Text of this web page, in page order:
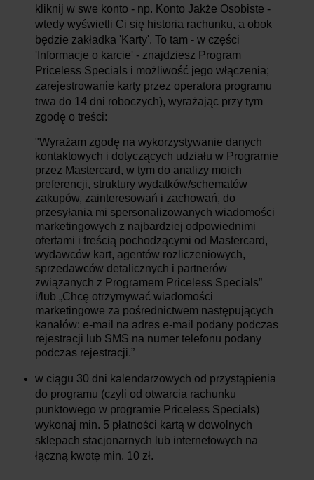
kliknij w swe konto - np. Konto Jakże Osobiste -
wtedy wyświetli Ci się historia rachunku, a obok
będzie zakładka 'Karty'. To tam - w części
'Informacje o karcie' - znajdziesz Program
Priceless Specials i możliwość jego włączenia;
zarejestrowanie karty przez operatora programu
trwa do 14 dni roboczych), wyrażając przy tym
zgodę o treści:
"Wyrażam zgodę na wykorzystywanie danych
kontaktowych i dotyczących udziału w Programie
przez Mastercard, w tym do analizy moich
preferencji, struktury wydatków/schematów
zakupów, zainteresowań i zachowań, do
przesyłania mi spersonalizowanych wiadomości
marketingowych z najbardziej odpowiednimi
ofertami i treścią pochodzącymi od Mastercard,
wydawców kart, agentów rozliczeniowych,
sprzedawców detalicznych i partnerów
związanych z Programem Priceless Specials”
i/lub „Chcę otrzymywać wiadomości
marketingowe za pośrednictwem następujących
kanałów: e-mail na adres e-mail podany podczas
rejestracji lub SMS na numer telefonu podany
podczas rejestracji.”
w ciągu 30 dni kalendarzowych od przystąpienia
do programu (czyli od otwarcia rachunku
punktowego w programie Priceless Specials)
wykonaj min. 5 płatności kartą w dowolnych
sklepach stacjonarnych lub internetowych na
łączną kwotę min. 10 zł.